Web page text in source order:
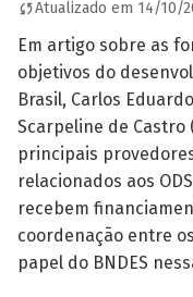
Atualizado em 14/10/
Em artigo sobre as
objetivos do
Brasil, Carlos
Scarpeline de Castro
principais
relacionados aos
recebem
coordenação entre
papel do BNDES